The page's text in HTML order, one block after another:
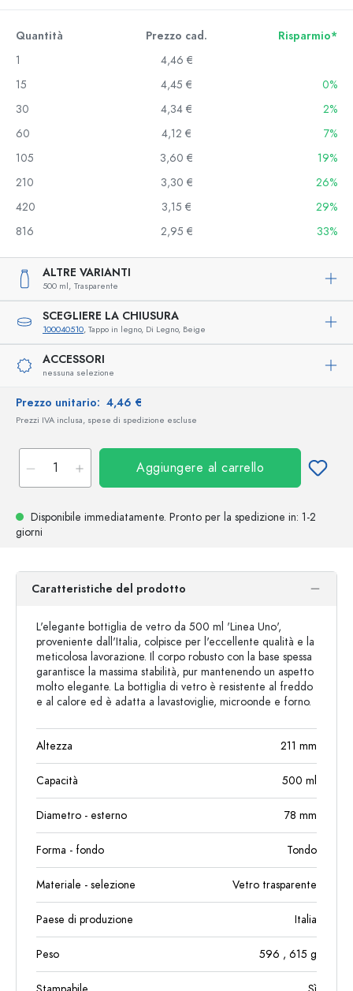
Quantità Prezzo cad.
Risparmio*
1
4,46 €
15
4,45 €
0%
30
4,34 €
2%
60
4,12 €
7%
105
3,60 €
19%
210
3,30 €
26%
420
3,15 €
29%
816
2,95 € 33%
ALTRE VARIANTI
500 ml, Trasparente
SCEGLIERE LA CHIUSURA
100040510, Tappo in legno, Di Legno, Beige
ACCESSORI
nessuna selezione
Prezzo unitario: 4,46 €
Prezzi IVA inclusa, spese di spedizione escluse
Aggiungere al carrello
Disponibile immediatamente. Pronto per la spedizione in: 1-2
giorni
Caratteristiche del prodotto
L'elegante bottiglia de vetro da 500 ml 'Linea Uno',
proveniente dall'Italia, colpisce per l'eccellente qualità e la
meticolosa lavorazione. Il corpo robusto con la base spessa
garantisce la massima stabilità, pur mantenendo un aspetto
molto elegante. La bottiglia di vetro è resistente al freddo
e al calore ed è adatta a lavastoviglie, microonde e forno.
Altezza 211 mm
Capacità 500 ml
Diametro - esterno 78 mm
Forma - fondo Tondo
Materiale - selezione Vetro trasparente
Paese di produzione Italia
Peso 596 , 615 g